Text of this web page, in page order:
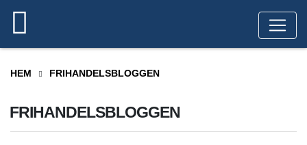
HEM FRIHANDELSBLOGGEN
FRIHANDELSBLOGGEN